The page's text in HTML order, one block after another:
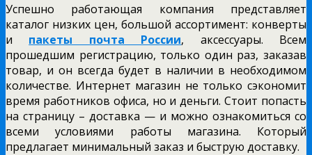
Успешно работающая компания представляет
каталог низких цен, большой ассортимент: конверты
и пакеты почта России, аксессуары. Всем
прошедшим регистрацию, только один раз, заказав
товар, и он всегда будет в наличии в необходимом
количестве. Интернет магазин не только сэкономит
время работников офиса, но и деньги. Стоит попасть
на страницу – доставка — и можно ознакомиться со
всеми условиями работы магазина. Который
предлагает минимальный заказ и быструю доставку.